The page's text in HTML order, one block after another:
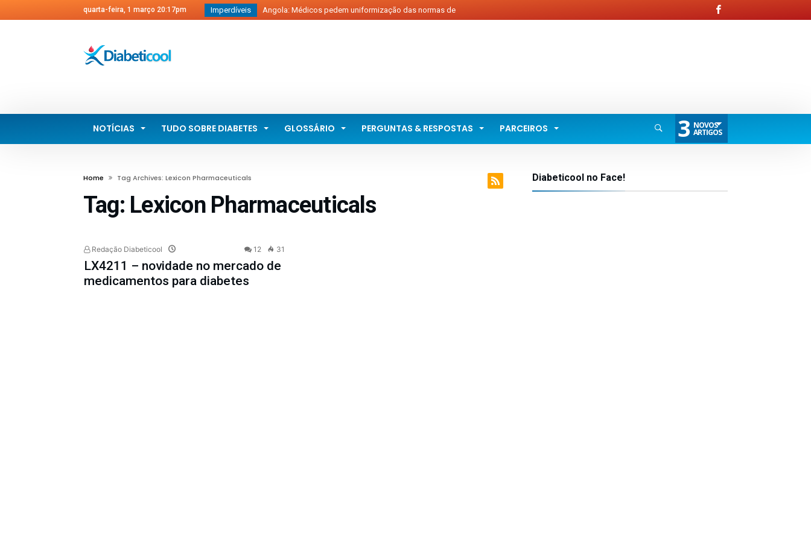
quarta-feira, 1 março 20:17pm Imperdíveis Angola: Médicos pedem uniformização das normas de
SBD...
Mulher é presa por levar, de carro, pai diabético ao médico...
NOTÍCIAS TUDO SOBRE DIABETES GLOSSÁRIO PERGUNTAS & RESPOSTAS PARCEIROS 3 NOVOS
ARTIGOS
Home Tag Archives: Lexicon Pharmaceuticals
Tag: Lexicon Pharmaceuticals
Redação Diabeticool 12 31
LX4211 – novidade no mercado de
medicamentos para diabetes
Diabeticool no Face!